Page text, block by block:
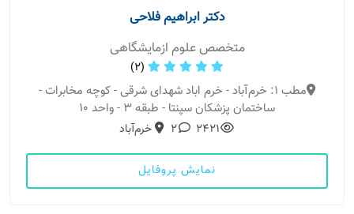
دکتر ابراهیم فلاحی
متخصص علوم ازمایشگاهی
(2)
مطب 1: خرم‌آباد - خرم اباد شهدای شرقی - کوچه مخابرات -
ساختمان پزشکان سپنتا - طبقه ۳ - واحد ۱۰
2421
2 خرم‌آباد
نمایش پروفایل